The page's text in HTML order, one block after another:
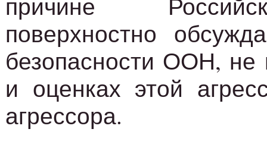
поверхностно
безопасности ООН, не
и оценках этой
агрессора.